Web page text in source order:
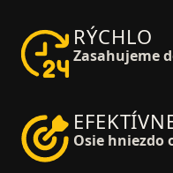
RÝCHLO
Zasahujeme
Osie hniezdo